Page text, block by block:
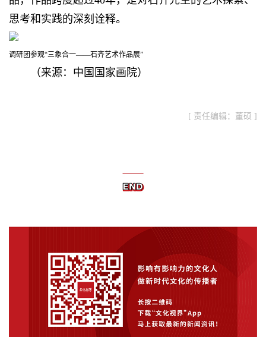
思考和实践的深刻诠释。
调研团参观“三象合一——石齐艺术作品展”
（来源：中国国家画院）
[ 责任编辑：董硕 ]